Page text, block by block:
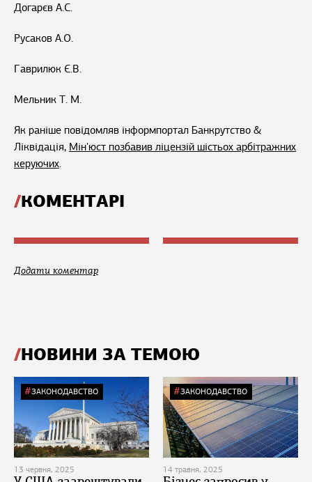
Догарєв А.С.
Русаков А.О.
Гаврилюк Є.В.
Мельник Т. М.
Як раніше повідомляв інформпортал Банкрутство &
Ліквідація, Мін'юст позбавив ліцензій шістьох арбітражних
керуючих.
КОМЕНТАРІ
Додати коментар
НОВИНИ ЗА ТЕМОЮ
ЗАКОНОДАВСТВО
13 червня, 2025
ЗАКОНОДАВСТВО
14 травня, 2025